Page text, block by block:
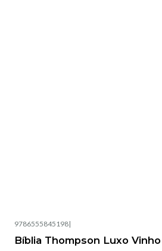
9786555845198|
Bíblia Thompson Luxo Vinho